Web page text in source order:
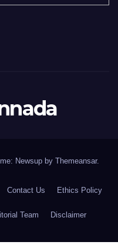
Newsup by Themeansar.
Contact Us Ethics Policy
Team Disclaimer